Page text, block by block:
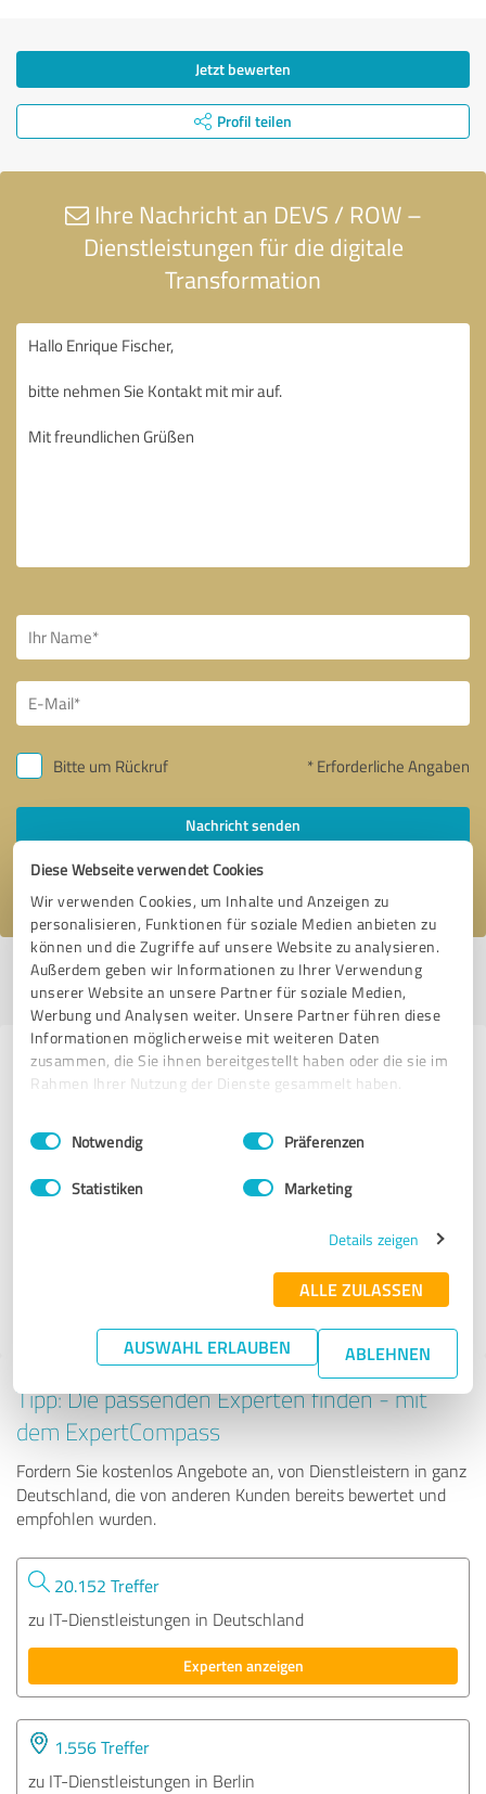
Diese Webseite verwendet Cookies
Wir verwenden Cookies, um Inhalte und Anzeigen zu
personalisieren, Funktionen für soziale Medien anbieten zu
können und die Zugriffe auf unsere Website zu analysieren.
Außerdem geben wir Informationen zu Ihrer Verwendung
unserer Website an unsere Partner für soziale Medien,
Werbung und Analysen weiter. Unsere Partner führen diese
Informationen möglicherweise mit weiteren Daten
zusammen, die Sie ihnen bereitgestellt haben oder die sie im
Rahmen Ihrer Nutzung der Dienste gesammelt haben.
Impressum Datenschutzbestimmungen
Einwilligungsauswahl
Notwendig Präferenzen
Statistiken Marketing
Details zeigen
ALLE ZULASSEN
AUSWAHL ERLAUBEN ABLEHNEN
Jetzt bewerten
Profil teilen
Ihre Nachricht an DEVS / ROW –
Dienstleistungen für die digitale
Transformation
Bitte um Rückruf * Erforderliche Angaben
Nachricht senden
Ich stimme denDatenschutzbestimmungen
Profil aktiv seit 01.10.2020 |Letzte Aktualisierung: 01.10.2020|
melden
Erfahrungen zu weiteren
Anbietern aus dem Bereich IT-
Dienstleistungen
APPRENTIO®
Tipp: Die passenden Experten finden - mit
dem ExpertCompass
Fordern Sie kostenlos Angebote an, von Dienstleistern in ganz
Deutschland, die von anderen Kunden bereits bewertet und
empfohlen wurden.
20.152 Treffer
zu IT-Dienstleistungen in Deutschland
Experten anzeigen
1.556 Treffer
zu IT-Dienstleistungen in Berlin